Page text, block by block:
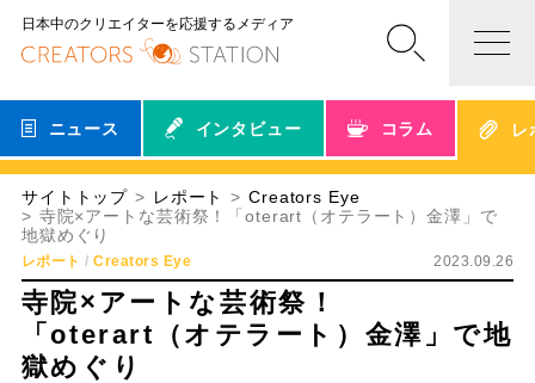
日本中のクリエイターを応援するメディア
ニュース インタビュー コラム レ
サイトトップ レポート
Creators Eye
寺院×アートな芸術祭！「oterart（オテラート）金澤」で
地獄めぐり
レポート Creators Eye 2023.09.26
寺院×アートな芸術祭！
「oterart（オテラート）金澤」で地
獄めぐり